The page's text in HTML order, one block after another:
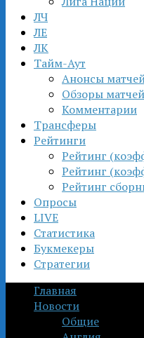
ЛЧ
ЛЕ
ЛК
Тайм-Аут
Анонсы
Обзоры матчей
Комментарии
Трансферы
Рейтинги
Рейтинг
Рейтинг
Рейтинг
Опросы
LIVE
Статистика
Букмекеры
Стратегии
Главная
Новости
Общие